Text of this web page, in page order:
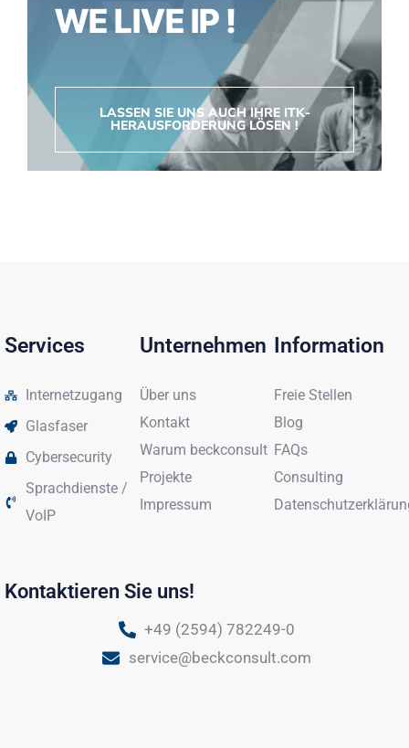
WE LIVE IP !
LASSEN SIE UNS AUCH IHRE ITK-
HERAUSFORDERUNG LÖSEN !
Services
Internetzugang
Glasfaser
Cybersecurity
Sprachdienste /
VoIP
Unternehmen
Über uns
Kontakt
Warum beckconsult
Projekte
Impressum
Information
Freie Stellen
Blog
FAQs
Consulting
Kontaktieren Sie uns!
+49 (2594) 782249-0
service@beckconsult.com